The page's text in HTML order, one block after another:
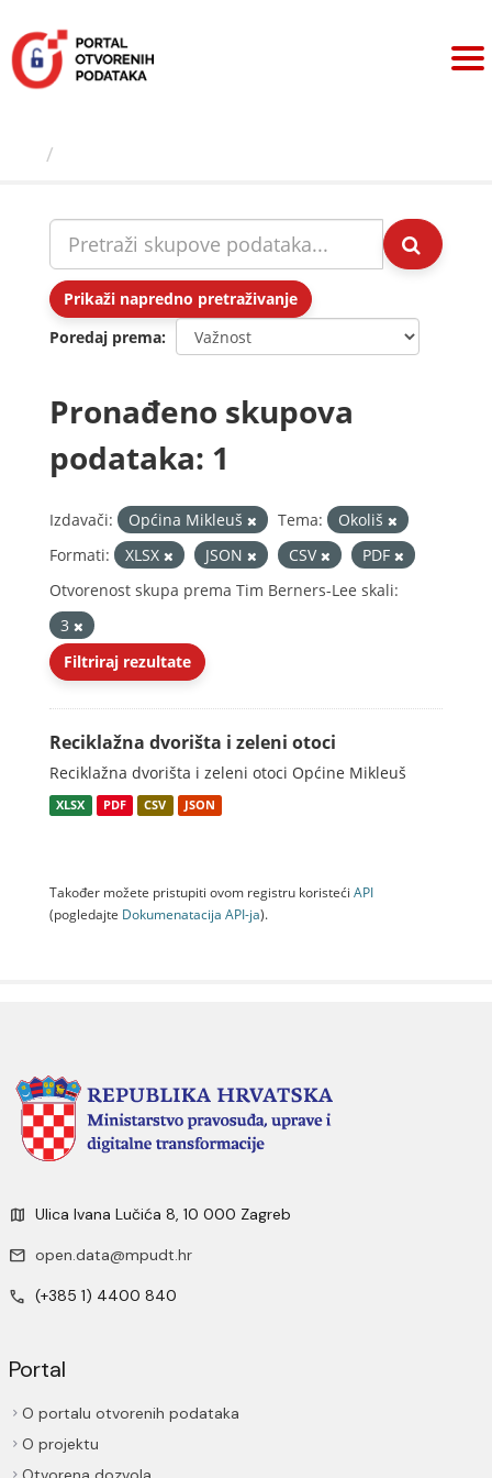
sadržaj
Prikaži napredno pretraživanje
Poredaj prema
Pronađeno skupova
podataka: 1
Izdavači: Općina Mikleuš Tema:
Okoliš
Formati:
XLSX JSON CSV
PDF
Otvorenost skupa prema Tim Berners-Lee skali:
3
Filtriraj rezultate
Reciklažna dvorišta i zeleni otoci
Reciklažna dvorišta i zeleni otoci Općine Mikleuš
XLSX PDF CSV JSON
Također možete pristupiti ovom registru koristeći API
(pogledajte Dokumenаtаcijа API-jа).